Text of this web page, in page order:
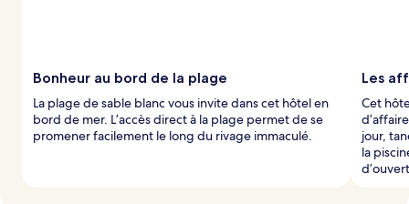
Bonheur au bord de la plage
La plage de sable blanc vous invite dans cet hôtel en
bord de mer. L’accès direct à la plage permet de se
promener facilement le long du rivage immaculé.
Les
Cet
jour,
la